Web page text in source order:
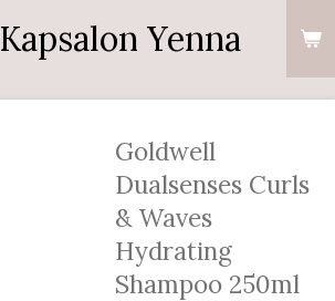
Kapsalon Yenna
Goldwell
Dualsenses Curls
& Waves
Hydrating
Shampoo 250ml